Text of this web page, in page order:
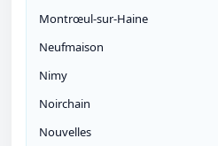
Montrœul-sur-Haine
Neufmaison
Nimy
Noirchain
Nouvelles